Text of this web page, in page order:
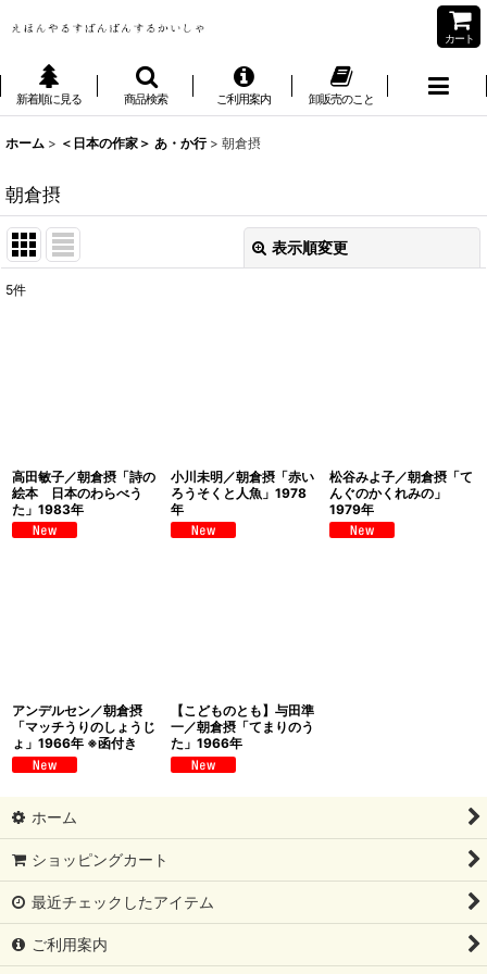
カート
新着順に見る 商品検索 ご利用案内 卸販売のこと
ホーム > ＜日本の作家＞ あ・か行 > 朝倉摂
朝倉摂
表示順変更
5件
高田敏子／朝倉摂「詩の
絵本 日本のわらべう
た」1983年
小川未明／朝倉摂「赤い
ろうそくと人魚」1978
年
松谷みよ子／朝倉摂「て
んぐのかくれみの」
1979年
アンデルセン／朝倉摂
「マッチうりのしょうじ
ょ」1966年 ※函付き
【こどものとも】与田準
一／朝倉摂「てまりのう
た」1966年
ホーム
ショッピングカート
最近チェックしたアイテム
ご利用案内